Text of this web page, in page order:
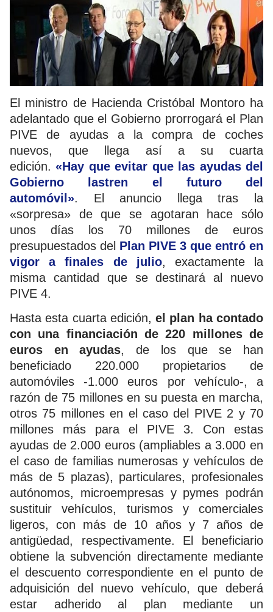
El ministro de Hacienda Cristóbal Montoro ha
adelantado que el Gobierno prorrogará el Plan
PIVE de ayudas a la compra de coches
nuevos, que llega así a su cuarta
edición. «Hay que evitar que las ayudas del
Gobierno lastren el futuro del
automóvil». El anuncio llega tras la
«sorpresa» de que se agotaran hace sólo
unos días los 70 millones de euros
presupuestados del Plan PIVE 3 que entró en
vigor a finales de julio, exactamente la
misma cantidad que se destinará al nuevo
PIVE 4.
Hasta esta cuarta edición,el plan ha contado
con una financiación de 220 millones de
euros en ayudas, de los que se han
beneficiado 220.000 propietarios de
automóviles -1.000 euros por vehículo-, a
razón de 75 millones en su puesta en marcha,
otros 75 millones en el caso del PIVE 2 y 70
millones más para el PIVE 3. Con estas
ayudas de 2.000 euros (ampliables a 3.000 en
el caso de familias numerosas y vehículos de
más de 5 plazas), particulares, profesionales
autónomos, microempresas y pymes podrán
sustituir vehículos, turismos y comerciales
ligeros, con más de 10 años y 7 años de
antigüedad, respectivamente. El beneficiario
obtiene la subvención directamente mediante
el descuento correspondiente en el punto de
adquisición del nuevo vehículo, que deberá
estar adherido al plan mediante un